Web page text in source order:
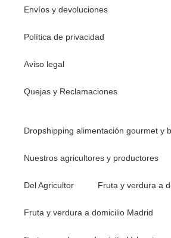
Envíos y devoluciones
Política de privacidad
Aviso legal
Quejas y Reclamaciones
Dropshipping alimentación gourmet y
Nuestros agricultores y productores
Del Agricultor Fruta y verdura a
Fruta y verdura a domicilio Madrid